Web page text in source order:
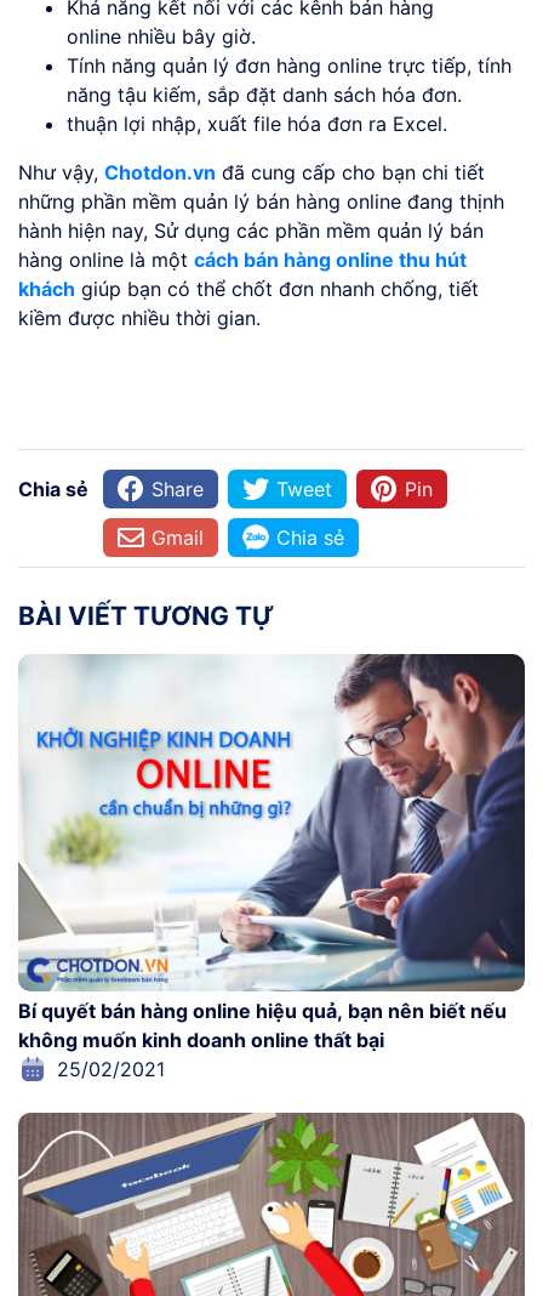
Khả năng kết nối với các kênh bán hàng
online nhiều bây giờ.
Tính năng quản lý đơn hàng online trực tiếp, tính
năng tậu kiếm, sắp đặt danh sách hóa đơn.
thuận lợi nhập, xuất file hóa đơn ra Excel.
Như vậy, Chotdon.vn đã cung cấp cho bạn chi tiết
những phần mềm quản lý bán hàng online đang thịnh
hành hiện nay, Sử dụng các phần mềm quản lý bán
hàng online là một cách bán hàng online thu hút
khách giúp bạn có thể chốt đơn nhanh chống, tiết
kiềm được nhiều thời gian.
Chia sẻ Share Tweet
Pin
Gmail
Chia sẻ
BÀI VIẾT TƯƠNG TỰ
Bí quyết bán hàng online hiệu quả, bạn nên biết nếu
không muốn kinh doanh online thất bại
25/02/2021